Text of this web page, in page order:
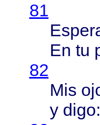
81
En tu
82
Mis
y digo